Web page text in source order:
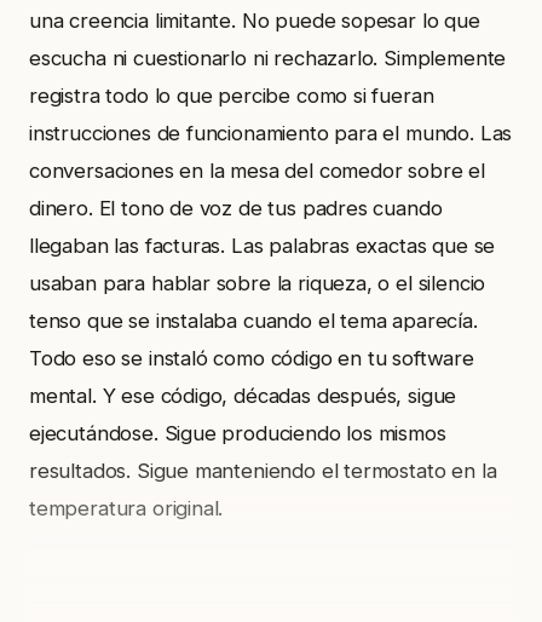
una creencia limitante. No puede sopesar lo que
escucha ni cuestionarlo ni rechazarlo. Simplemente
registra todo lo que percibe como si fueran
instrucciones de funcionamiento para el mundo. Las
conversaciones en la mesa del comedor sobre el
dinero. El tono de voz de tus padres cuando
llegaban las facturas. Las palabras exactas que se
usaban para hablar sobre la riqueza, o el silencio
tenso que se instalaba cuando el tema aparecía.
Todo eso se instaló como código en tu software
mental. Y ese código, décadas después, sigue
ejecutándose. Sigue produciendo los mismos
resultados. Sigue manteniendo el termostato en la
temperatura original.